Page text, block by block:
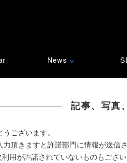
News ∨
記事、写真
ございます。
力頂きますと許諾部門に情報が送信
用が許諾されていないものもござ